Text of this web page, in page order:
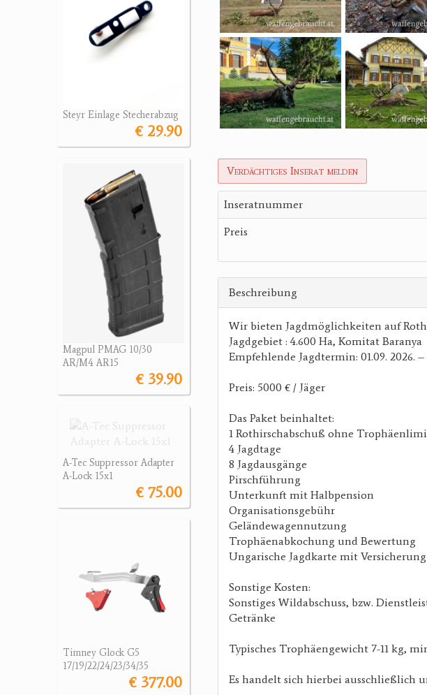
Steyr Einlage Stecherabzug
€ 29.90
Magpul PMAG 10/30
AR/M4 AR15
€ 39.90
A-Tec Suppressor Adapter
A-Lock 15x1
€ 75.00
Timney Glock G5
17/19/22/24/23/34/35
€ 377.00
Verdächtiges Inserat melden
Inseratnummer
Preis
Beschreibung
Wir bieten Jagdmöglichkeiten auf
Jagdgebiet : 4.600 Ha, Komitat Baranya
Empfehlende Jagdtermin: 01.09. 2026. –
Preis: 5000 € / Jäger
Das Paket beinhaltet:
1 Rothirschabschuß ohne
4 Jagdtage
8 Jagdausgänge
Pirschführung
Unterkunft mit Halbpension
Organisationsgebühr
Geländewagennutzung
Trophäenabkochung und Bewertung
Ungarische Jagdkarte mit Versicherung
Sonstige Kosten:
Sonstiges Wildabschuss, bzw.
Getränke
Typisches Trophäengewicht 7-11 kg,
Es handelt sich hierbei ausschließlich